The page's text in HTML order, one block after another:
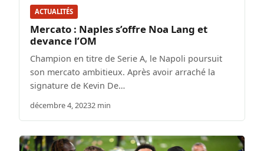
ACTUALITÉS
Mercato : Naples s’offre Noa Lang et
devance l’OM
Champion en titre de Serie A, le Napoli poursuit
son mercato ambitieux. Après avoir arraché la
signature de Kevin De…
décembre 4, 20232 min